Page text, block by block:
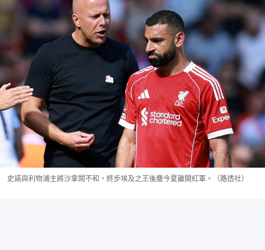
史諾與利物浦主將沙拿鬧不和，終步埃及之王後塵今夏離開紅軍。（路透社）